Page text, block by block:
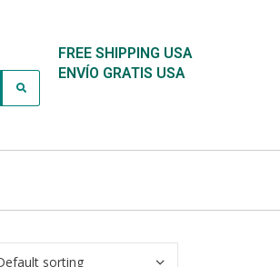
FREE SHIPPING USA
ENVÍO GRATIS USA